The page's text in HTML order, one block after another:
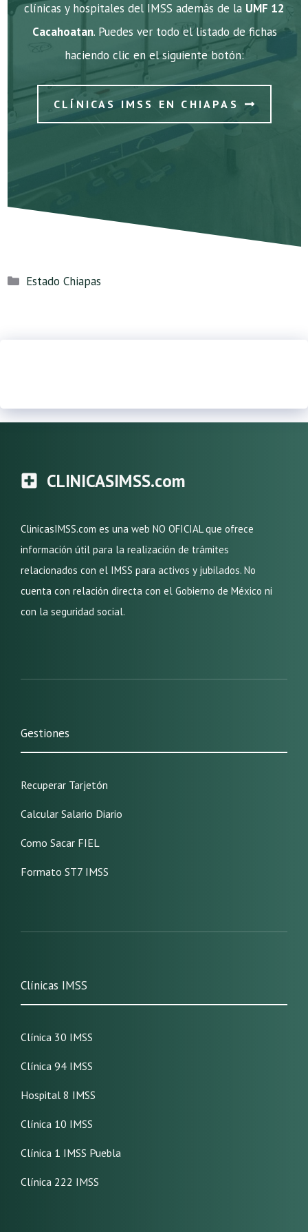
clínicas y hospitales del IMSS además de la UMF 12
Cacahoatan. Puedes ver todo el listado de fichas
haciendo clic en el siguiente botón:
CLÍNICAS IMSS EN CHIAPAS
Categorías
Estado Chiapas
CLINICASIMSS.com
ClinicasIMSS.com es una web NO OFICIAL que ofrece
información útil para la realización de trámites
relacionados con el IMSS para activos y jubilados. No
cuenta con relación directa con el Gobierno de México ni
con la seguridad social.
Gestiones
Recuperar Tarjetón
Calcular Salario Diario
Como Sacar FIEL
Formato ST7 IMSS
Clínicas IMSS
Clínica 30 IMSS
Clínica 94 IMSS
Hospital 8 IMSS
Clínica 10 IMSS
Clínica 1 IMSS Puebla
Clínica 222 IMSS